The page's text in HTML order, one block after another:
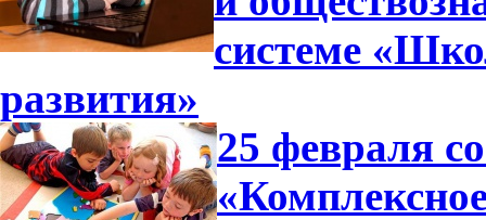
системе
развития»
25 февраля